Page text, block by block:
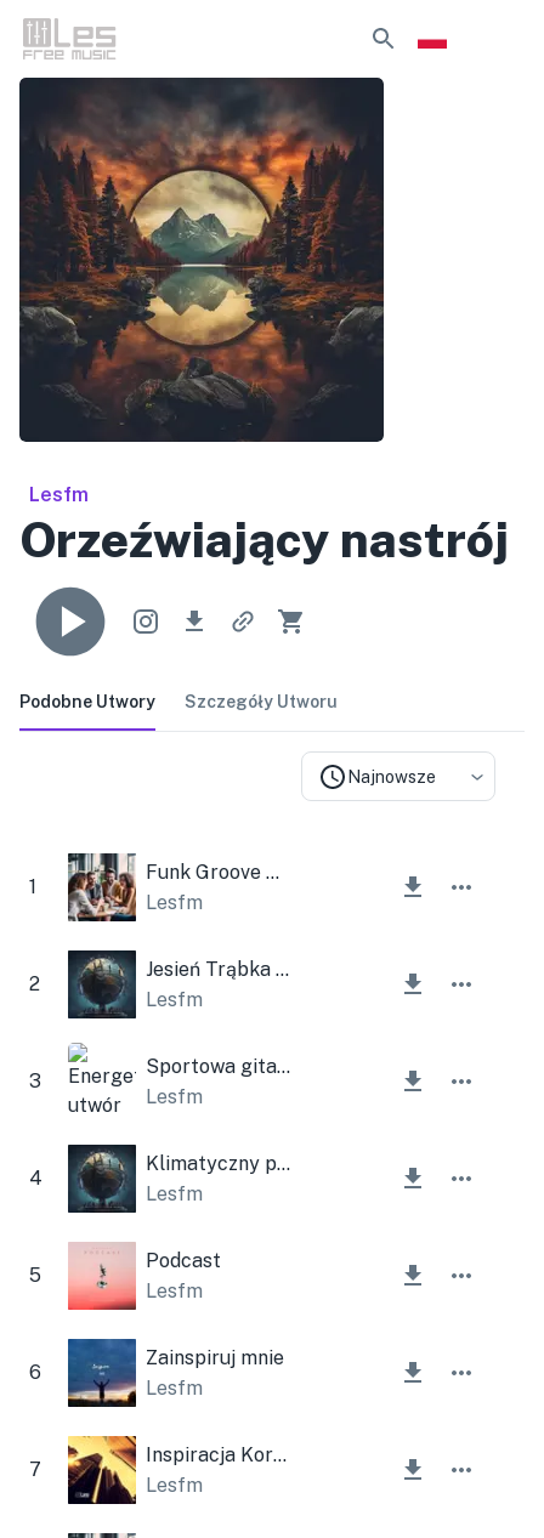
Lesfm
Orzeźwiający nastrój
Podobne Utwory Szczegóły Utworu
Najnowsze
1
Funk Groove Nature
Lesfm
2
Jesień Trąbka Tło Korporacyjne
Lesfm
3
Sportowa gitara akustyczna na żywo
Lesfm
4
Klimatyczny poranek firmowy
Lesfm
5
Podcast
Lesfm
6
Zainspiruj mnie
Lesfm
7
Inspiracja Korporacyjna
Lesfm